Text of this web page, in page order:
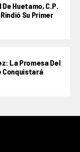
Huetamo, C.P.
Su Primer
La Promesa Del
Conquistará